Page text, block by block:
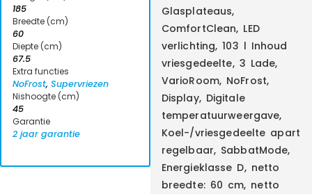
185
Breedte (cm)
60
Diepte (cm)
67.5
Extra functies
NoFrost, Supervriezen
Nishoogte (cm)
45
Garantie
2 jaar garantie
Glasplateaus,
ComfortClean, LED
verlichting, 103 l Inhoud
vriesgedeelte, 3 Lade,
VarioRoom, NoFrost,
Display, Digitale
temperatuurweergave,
Koel-/vriesgedeelte apart
regelbaar, SabbatMode,
Energieklasse D, netto
breedte: 60 cm, netto